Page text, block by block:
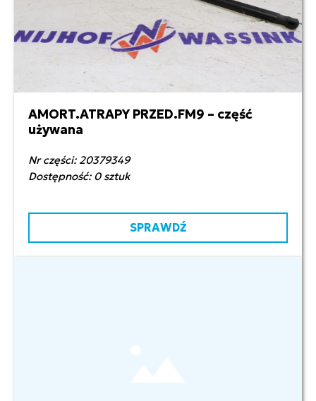
80,00 zł netto
AMORT.ATRAPY PRZED.FM9 – część
używana
Nr części: 20379349
Dostępność: 0 sztuk
SPRAWDŹ